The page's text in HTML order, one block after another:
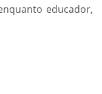
educador,